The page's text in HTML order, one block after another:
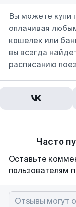
Вы можете
оплачивая
кошелек или
вы всегда
расписанию
Часто
Оставьте
пользователям